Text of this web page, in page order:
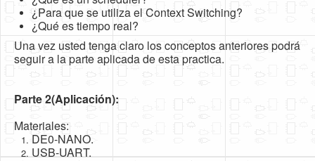
¿Para que se utiliza el Context Switching?
¿Qué es tiempo real?
Una vez usted tenga claro los conceptos anteriores podrá
seguir a la parte aplicada de esta practica.
Parte 2(Aplicación):
Materiales:
DE0-NANO.
USB-UART.